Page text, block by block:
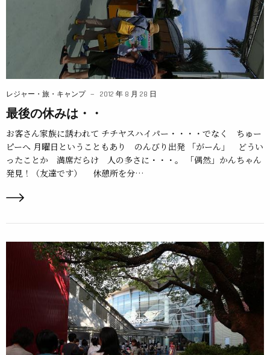
レジャー・旅・キャンプ 2012 年 8 月 28 日
最後の休みは・・
お客さん家族に誘われて チチヤスハイパー・・・・でなく ちゅー
ピーへ 月曜日ということもあり のんびり出発 「がーん」 どうい
ったことか 満席だらけ 人の多さに・・・。 「偶然」かんちゃん
発見！（友達です） 休憩所を分…